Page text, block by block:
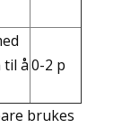
til å0-2 p
brukes